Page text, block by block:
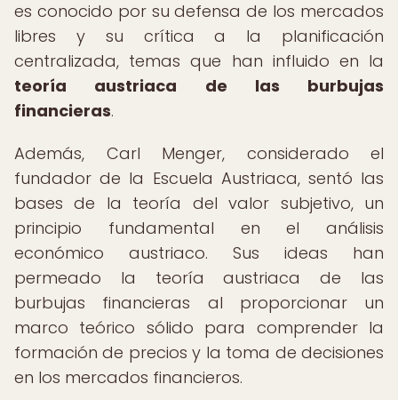
es conocido por su defensa de los mercados
libres y su crítica a la planificación
centralizada, temas que han influido en la
teoría austriaca de las burbujas
financieras.
Además, Carl Menger, considerado el
fundador de la Escuela Austriaca, sentó las
bases de la teoría del valor subjetivo, un
principio fundamental en el análisis
económico austriaco. Sus ideas han
permeado la teoría austriaca de las
burbujas financieras al proporcionar un
marco teórico sólido para comprender la
formación de precios y la toma de decisiones
en los mercados financieros.